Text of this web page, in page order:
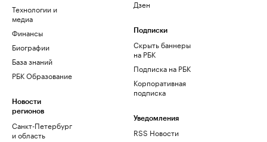
Технологии и
медиа
Финансы
Биографии
База знаний
РБК Образование
Новости
регионов
Санкт-Петербург
и область
Дзен
Подписки
Скрыть баннеры
на РБК
Подписка на РБК
Корпоративная
подписка
Уведомления
RSS Новости